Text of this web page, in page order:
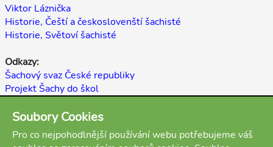
Viktor Láznička
Historie, Čeští a českoslovenští šachisté
Historie, Světoví šachisté
Odkazy:
Šachový svaz České republiky
Projekt Šachy do škol
Šachopedie
Zpět
Soubory Cookies
Pro co nejpohodlnější používání webu potřebujeme váš